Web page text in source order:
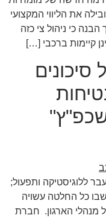
את הליווי המקצועי
כי ניהול צי כזה
קיימות ברכבי […]
סיכונים
ללוגיסטיקה ותפעול;
כל החלטה עשויה
מנהלי הארגון. חברת